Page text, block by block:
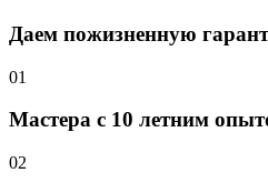
Даем пожизненную
01
Мастера с 10 летним
02